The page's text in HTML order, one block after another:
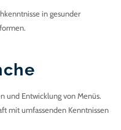
in gesunder
und Entwicklung von Menüs.
mit umfassenden Kenntnissen